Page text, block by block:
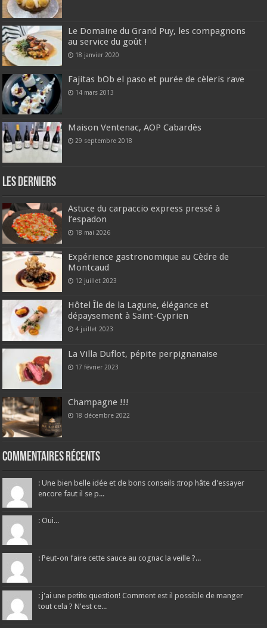
Le Domaine du Grand Puy, les compagnons
au service du goût !
18 janvier 2020
Fajitas bOb el paso et purée de cèleris rave
14 mars 2013
Maison Ventenac, AOP Cabardès
29 septembre 2018
Les derniers
Astuce du carpaccio express pressé à
l’espadon
18 mai 2026
Expérience gastronomique au Cèdre de
Montcaud
12 juillet 2023
Hôtel Île de la Lagune, élégance et
dépaysement à Saint-Cyprien
4 juillet 2023
La Villa Duflot, pépite perpignanaise
17 février 2023
Champagne !!!
18 décembre 2022
Commentaires récents
: Une bien belle idée et de bons conseils :trop hâte d'essayer
encore faut il se p...
: Oui...
: Peut-on faire cette sauce au cognac la veille ?...
: j'ai une petite question! Comment est il possible de manger
tout cela ? N'est ce...